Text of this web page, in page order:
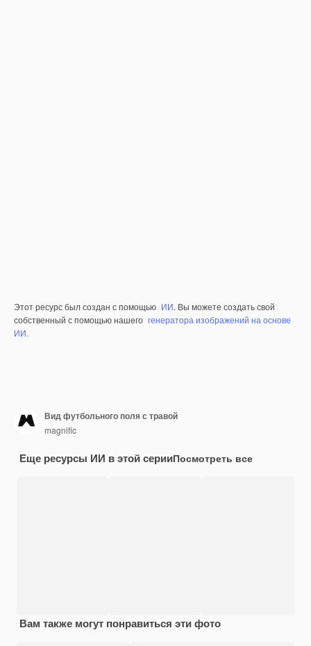
Этот ресурс был создан с помощью ИИ. Вы можете создать свой
собственный с помощью нашего генератора изображений на основе
ИИ.
Вид футбольного поля с травой
magnific
Еще ресурсы ИИ в этой серииПосмотреть все
Вам также могут понравиться эти фото